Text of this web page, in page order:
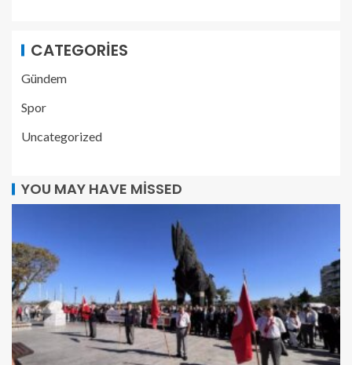
CATEGORIES
Gündem
Spor
Uncategorized
YOU MAY HAVE MISSED